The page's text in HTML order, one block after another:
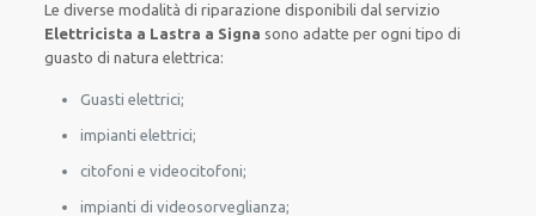
Lediverse modalità diriparazione disponibili dal servizio
Elettricista a Lastra a Signa sono adatte perogni tipo di
guasto di natura elettrica:
Guasti elettrici;
impianti elettrici;
citofoni e videocitofoni;
impianti di videosorveglianza;